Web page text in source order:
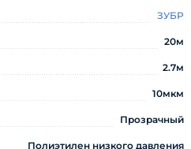
ЗУБР
20м
2.7м
10мкм
Прозрачный
Полиэтилен низкого давления